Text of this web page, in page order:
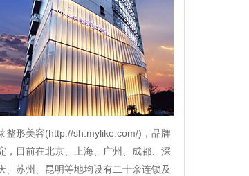
整形美容(http://sh.mylike.com/)，品牌
，目前在北京、上海、广州、成都、深
、苏州、昆明等地均设有二十余连锁及